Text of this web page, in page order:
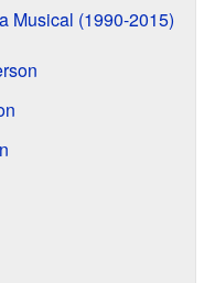
Musical (1990-2015)